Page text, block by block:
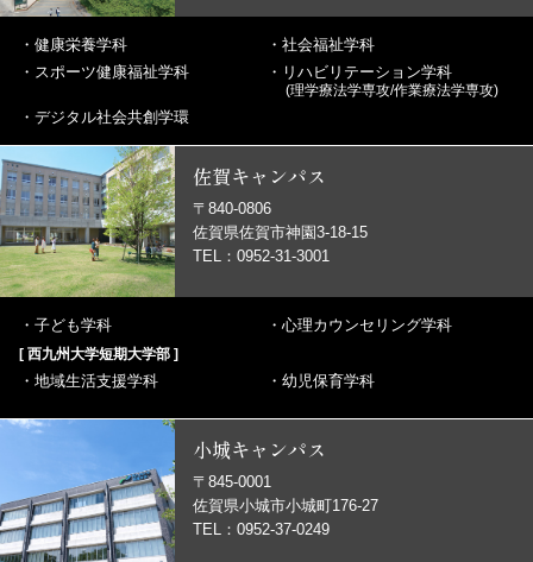
・ 健康栄養学科 ・ 社会福祉学科
・ スポーツ健康福祉学科 ・ リハビリテーション学科
(理学療法学専攻/作業療法学専攻)
・ デジタル社会共創学環
佐賀キャンパス
〒840-0806
佐賀県佐賀市神園3-18-15
TEL：0952-31-3001
・ 子ども学科 ・ 心理カウンセリング学科
[ 西九州大学短期大学部 ]
・ 地域生活支援学科 ・ 幼児保育学科
小城キャンパス
〒845-0001
佐賀県小城市小城町176-27
TEL：0952-37-0249